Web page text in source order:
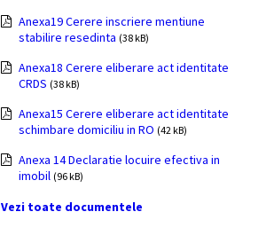
Anexa19 Cerere inscriere mentiune
stabilire resedinta (38 kB)
Anexa18 Cerere eliberare act identitate
CRDS (38 kB)
Anexa15 Cerere eliberare act identitate
schimbare domiciliu in RO (42 kB)
Anexa 14 Declaratie locuire efectiva in
imobil (96 kB)
Vezi toate documentele